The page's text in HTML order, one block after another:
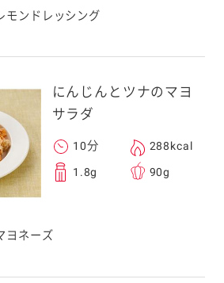
モンドレッシング
にんじんとツナのマヨ
サラダ
10分 288kcal
1.8g 90g
ヨネーズ